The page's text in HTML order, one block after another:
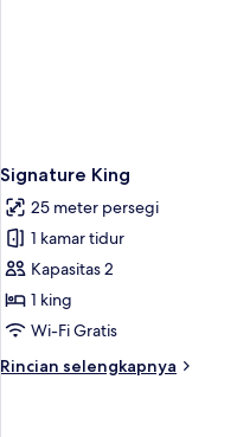
Signature King
25 meter persegi
1 kamar tidur
Kapasitas 2
1 king
Wi-Fi Gratis
Rincian selengkapnya
Rincian